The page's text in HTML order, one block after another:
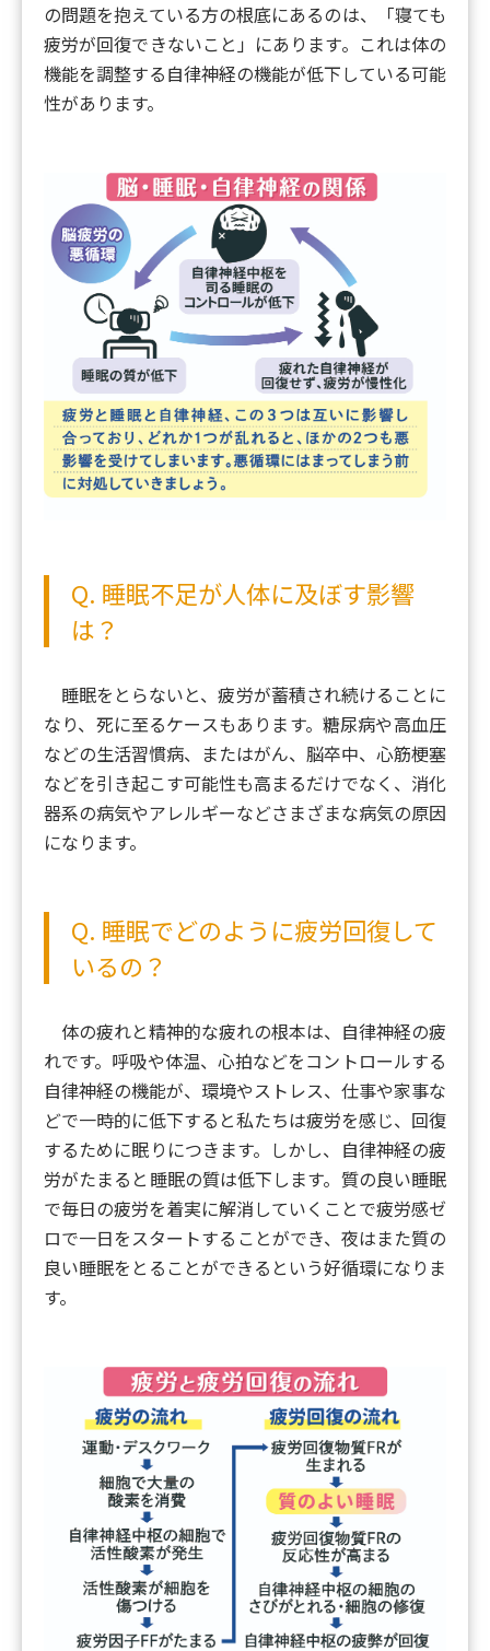
の問題を抱えている方の根底にあるのは、「寝ても
疲労が回復できないこと」にあります。これは体の
機能を調整する自律神経の機能が低下している可能
性があります。
Q. 睡眠不足が人体に及ぼす影響
は？
睡眠をとらないと、疲労が蓄積され続けることに
なり、死に至るケースもあります。糖尿病や高血圧
などの生活習慣病、またはがん、脳卒中、心筋梗塞
などを引き起こす可能性も高まるだけでなく、消化
器系の病気やアレルギーなどさまざまな病気の原因
になります。
Q. 睡眠でどのように疲労回復して
いるの？
体の疲れと精神的な疲れの根本は、自律神経の疲
れです。呼吸や体温、心拍などをコントロールする
自律神経の機能が、環境やストレス、仕事や家事な
どで一時的に低下すると私たちは疲労を感じ、回復
するために眠りにつきます。しかし、自律神経の疲
労がたまると睡眠の質は低下します。質の良い睡眠
で毎日の疲労を着実に解消していくことで疲労感ゼ
ロで一日をスタートすることができ、夜はまた質の
良い睡眠をとることができるという好循環になりま
す。